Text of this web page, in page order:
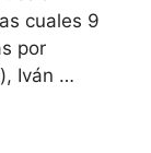
cuales 9
por
Iván …